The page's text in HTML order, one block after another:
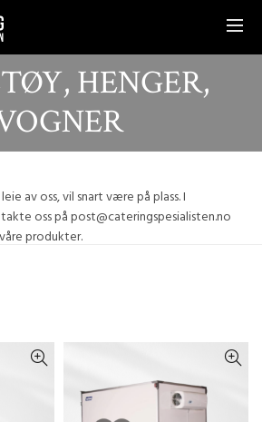
HENGER,
av oss, vil snart være på plass. I
oss på post@cateringspesialisten.no
produkter.